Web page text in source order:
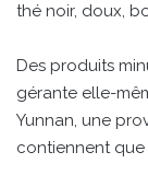
thé noir, doux,
Des produits
gérante elle-
Yunnan, une
contiennent que